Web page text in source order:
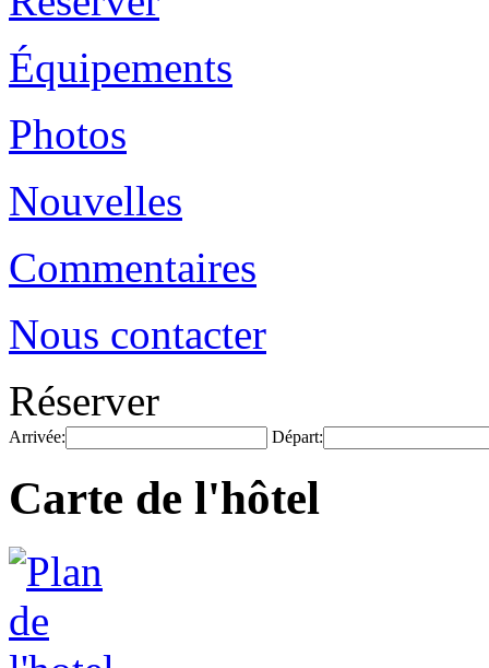
Équipements
Photos
Nouvelles
Commentaires
Nous contacter
Réserver
Arrivée: Départ:
Carte de l'hôtel